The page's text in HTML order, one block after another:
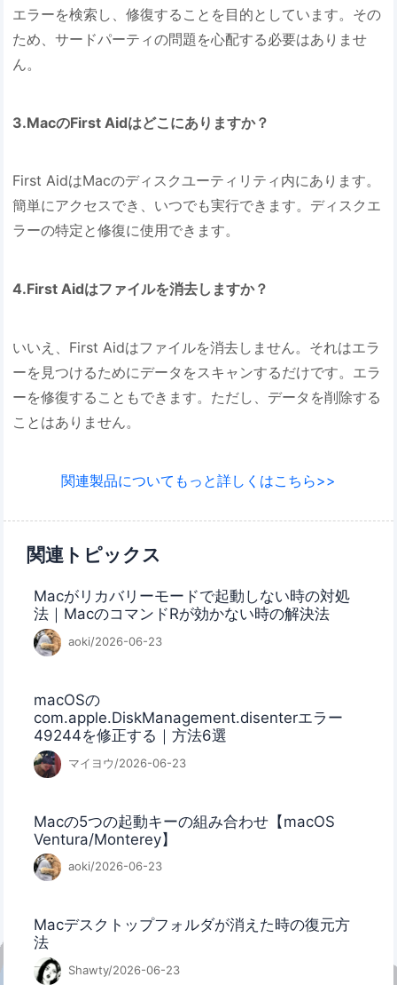
エラーを検索し、修復することを目的としています。その
ため、サードパーティの問題を心配する必要はありませ
ん。
3.MacのFirst Aidはどこにありますか？
First AidはMacのディスクユーティリティ内にあります。
簡単にアクセスでき、いつでも実行できます。ディスクエ
ラーの特定と修復に使用できます。
4.First Aidはファイルを消去しますか？
いいえ、First Aidはファイルを消去しません。それはエラ
ーを見つけるためにデータをスキャンするだけです。エラ
ーを修復することもできます。ただし、データを削除する
ことはありません。
関連製品についてもっと詳しくはこちら>>
関連トピックス
Macがリカバリーモードで起動しない時の対処
法｜MacのコマンドRが効かない時の解決法
aoki/2026-06-23
macOSの
com.apple.DiskManagement.disenterエラー
49244を修正する｜方法6選
マイヨウ/2026-06-23
Macの5つの起動キーの組み合わせ【macOS
Ventura/Monterey】
aoki/2026-06-23
Macデスクトップフォルダが消えた時の復元方
法
Shawty/2026-06-23